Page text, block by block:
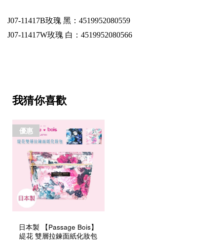
J07-11417B玫瑰 黑：4519952080559
J07-11417W玫瑰 白：4519952080566
我猜你喜歡
優惠
日本製 【Passage Bois】
緹花 雙層拉鍊面紙化妝包